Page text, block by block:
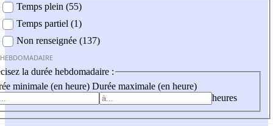
Temps plein (55)
Temps partiel (1)
Non renseignée (137)
la durée hebdomadaire :
minimale (en heure) Durée maximale (en heure)
heures